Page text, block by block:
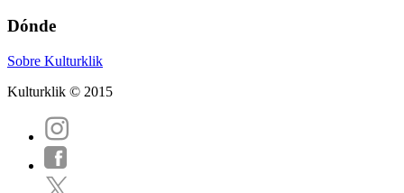
Dónde
Sobre Kulturklik
Kulturklik © 2015